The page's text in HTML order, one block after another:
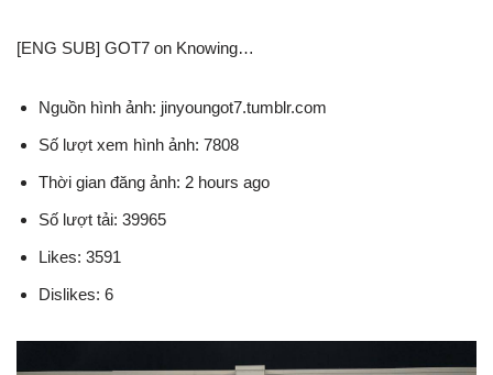
[ENG SUB] GOT7 on Knowing…
Nguồn hình ảnh: jinyoungot7.tumblr.com
Số lượt xem hình ảnh: 7808
Thời gian đăng ảnh: 2 hours ago
Số lượt tải: 39965
Likes: 3591
Dislikes: 6